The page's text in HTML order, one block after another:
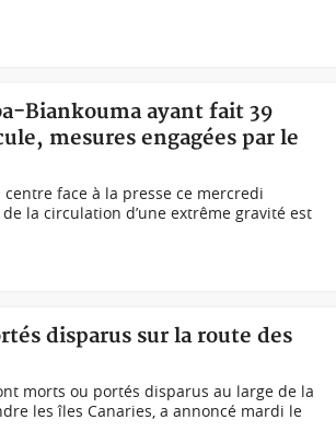
Biankouma ayant fait 39
mesures engagées par le
centre face à la presse ce mercredi
la circulation d’une extrême gravité est
disparus sur la route des
morts ou portés disparus au large de la
les îles Canaries, a annoncé mardi le